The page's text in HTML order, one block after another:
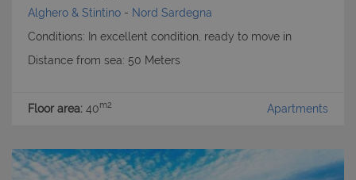
Alghero & Stintino - Nord Sardegna
Conditions: In excellent condition, ready to move in
Distance from sea: 50 Meters
Floor area: 40m2 Apartments